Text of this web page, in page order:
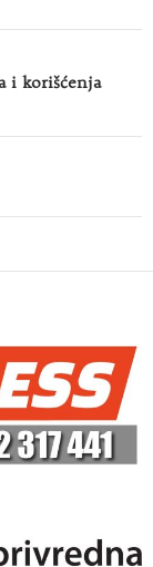
i korišćenja